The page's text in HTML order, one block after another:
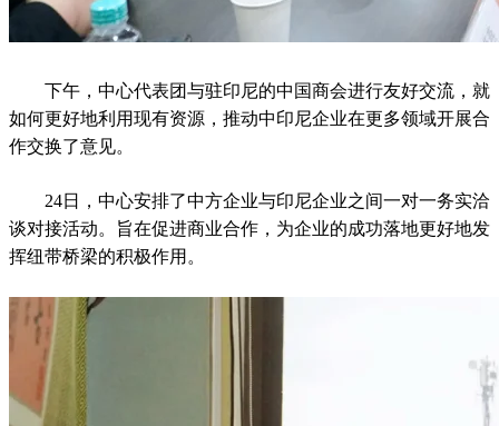
下午，中心代表团与驻印尼的中国商会进行友好交流，就
如何更好地利用现有资源，推动中印尼企业在更多领域开展合
作交换了意见。
24日，中心安排了中方企业与印尼企业之间一对一务实洽
谈对接活动。旨在促进商业合作，为企业的成功落地更好地发
挥纽带桥梁的积极作用。